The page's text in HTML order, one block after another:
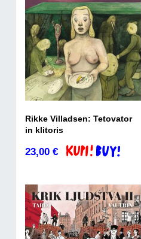
Rikke Villadsen: Tetovator
in klitoris
23,00 € Dodaj v košarico